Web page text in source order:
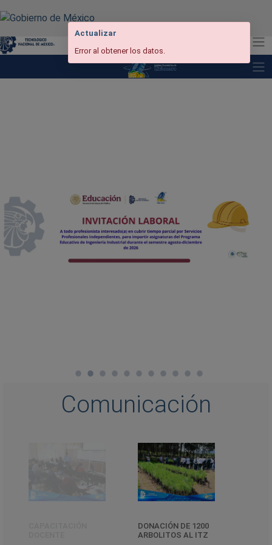
A+ A-
Comunicación
DONACIÓN DE 1200
ARBOLITOS AL ITZ
Actualizar
Error al obtener los datos.